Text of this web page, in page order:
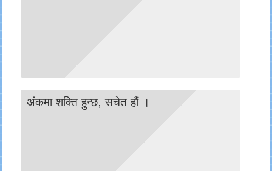
अंकमा शक्ति हुन्छ, सचेत हाैं ।